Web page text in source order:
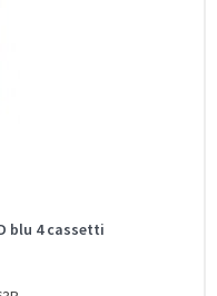
blu 4 cassetti